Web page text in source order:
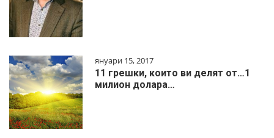
януари 15, 2017
11 грешки, които ви делят от…1
милиoн дoлapa…